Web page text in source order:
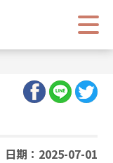
日期：2025-07-01